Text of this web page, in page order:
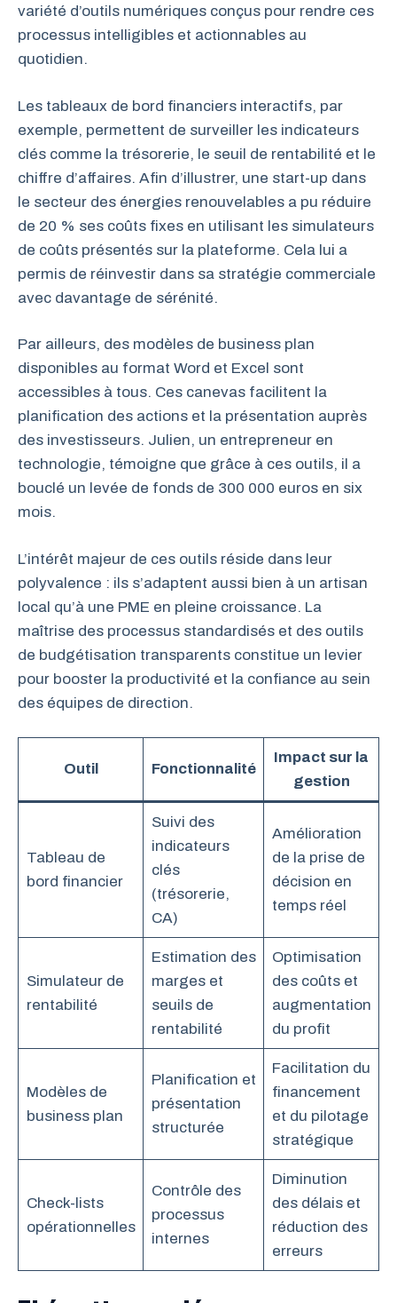
variété d’outils numériques conçus pour rendre ces
processus intelligibles et actionnables au
quotidien.
Les tableaux de bord financiers interactifs, par
exemple, permettent de surveiller les indicateurs
clés comme la trésorerie, le seuil de rentabilité et le
chiffre d’affaires. Afin d’illustrer, une start-up dans
le secteur des énergies renouvelables a pu réduire
de 20 % ses coûts fixes en utilisant les simulateurs
de coûts présentés sur la plateforme. Cela lui a
permis de réinvestir dans sa stratégie commerciale
avec davantage de sérénité.
Par ailleurs, des modèles de business plan
disponibles au format Word et Excel sont
accessibles à tous. Ces canevas facilitent la
planification des actions et la présentation auprès
des investisseurs. Julien, un entrepreneur en
technologie, témoigne que grâce à ces outils, il a
bouclé un levée de fonds de 300 000 euros en six
mois.
L’intérêt majeur de ces outils réside dans leur
polyvalence : ils s’adaptent aussi bien à un artisan
local qu’à une PME en pleine croissance. La
maîtrise des processus standardisés et des outils
de budgétisation transparents constitue un levier
pour booster la productivité et la confiance au sein
des équipes de direction.
Outil Fonctionnalité
Impact sur la
gestion
Tableau de
bord financier
Suivi des
indicateurs
clés
(trésorerie,
CA)
Amélioration
de la prise de
décision en
temps réel
Simulateur de
rentabilité
Estimation des
marges et
seuils de
rentabilité
Optimisation
des coûts et
augmentation
du profit
Modèles de
business plan
Planification et
présentation
structurée
Facilitation du
financement
et du pilotage
stratégique
Check-lists
opérationnelles
Contrôle des
processus
internes
Diminution
des délais et
réduction des
erreurs